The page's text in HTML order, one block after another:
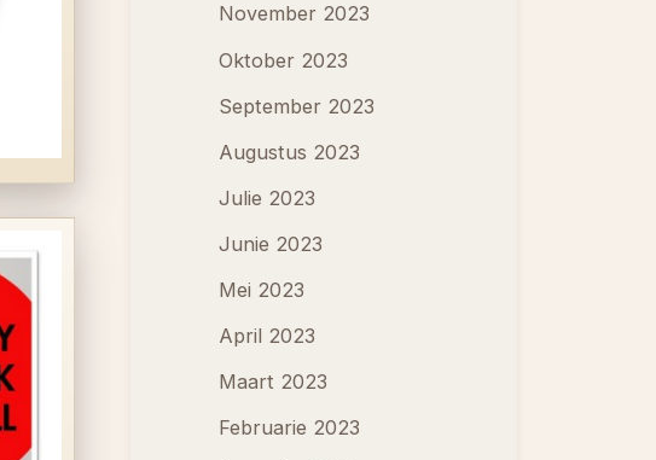
November 2023
Oktober 2023
September 2023
Augustus 2023
Julie 2023
Junie 2023
Mei 2023
April 2023
Maart 2023
Februarie 2023